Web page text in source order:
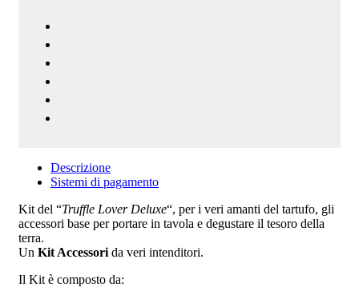
Descrizione
Sistemi di pagamento
Kit del “Truffle Lover Deluxe“, per i veri amanti del tartufo, gli
accessori base per portare in tavola e degustare il tesoro della
terra.
Un Kit Accessorida veri intenditori.
Il Kit è composto da: